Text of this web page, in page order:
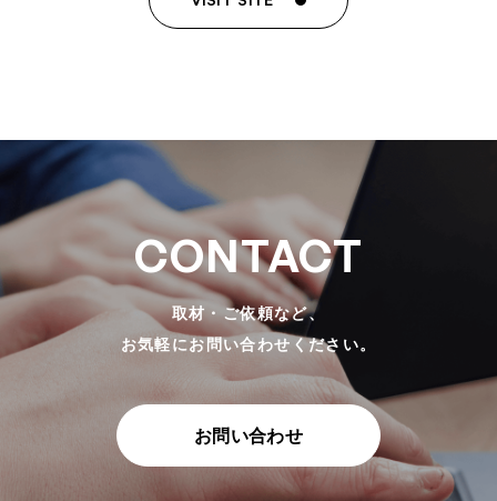
CONTACT
取材・ご依頼など、
お気軽にお問い合わせください。
お問い合わせ